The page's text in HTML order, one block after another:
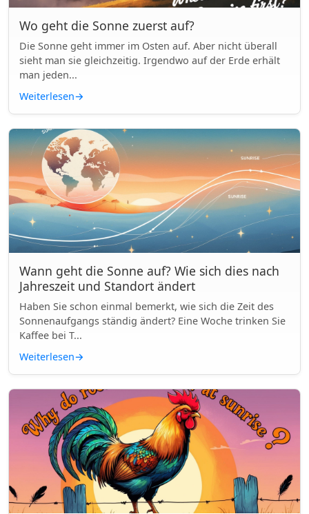
Wo geht die Sonne zuerst auf?
Die Sonne geht immer im Osten auf. Aber nicht überall
sieht man sie gleichzeitig. Irgendwo auf der Erde erhält
man jeden...
Weiterlesen→
Wann geht die Sonne auf? Wie sich dies nach
Jahreszeit und Standort ändert
Haben Sie schon einmal bemerkt, wie sich die Zeit des
Sonnenaufgangs ständig ändert? Eine Woche trinken Sie
Kaffee bei T...
Weiterlesen→